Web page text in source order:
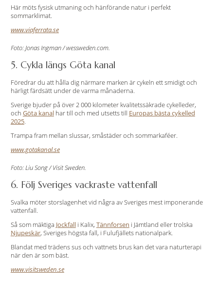
Här möts fysisk utmaning och hänförande natur i perfekt
sommarklimat.
www.viaferrata.se
Foto: Jonas Ingman / wessweden.com.
5. Cykla längs Göta kanal
Föredrar du att hålla dig närmare marken är cykeln ett smidigt och
härligt färdsätt under de varma månaderna.
Sverige bjuder på över 2 000 kilometer kvalitetssäkrade cykelleder,
och Göta kanalhar till och med utsetts till Europas bästa cykelled
2025.
Trampa fram mellan slussar, småstäder och sommarkaféer.
www.gotakanal.se
Foto: Liu Song / Visit Sweden.
6. Följ Sveriges vackraste vattenfall
Svalka möter storslagenhet vid några av Sveriges mest imponerande
vattenfall.
Så som mäktiga Jockfalli Kalix, Tännforsen i Jämtland eller trolska
Njupeskär, Sveriges högsta fall, i Fulufjällets nationalpark.
Blandat med trädens sus och vattnets brus kan det vara naturterapi
när den är som bäst.
www.visitsweden.se